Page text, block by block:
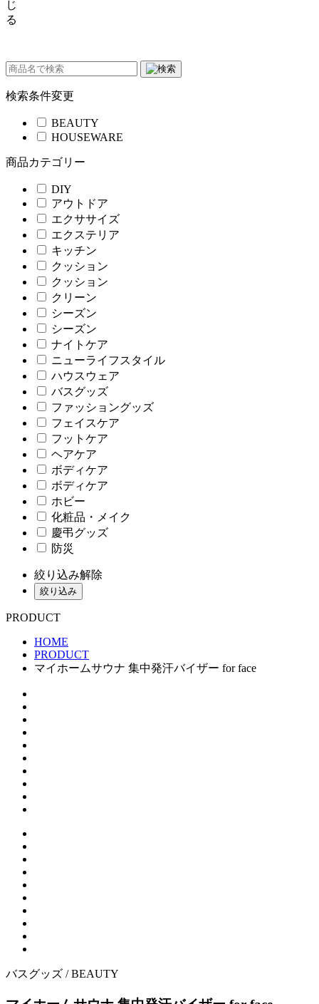
じ
る
検索条件変更
BEAUTY
HOUSEWARE
商品カテゴリー
DIY
アウトドア
エクササイズ
エクステリア
キッチン
クッション
クッション
クリーン
シーズン
シーズン
ナイトケア
ニューライフスタイル
ハウスウェア
バスグッズ
ファッショングッズ
フェイスケア
フットケア
ヘアケア
ボディケア
ボディケア
ホビー
化粧品・メイク
慶弔グッズ
防災
絞り込み解除
絞り込み
PRODUCT
HOME
PRODUCT
マイホームサウナ 集中発汗バイザー for face
バスグッズ /BEAUTY